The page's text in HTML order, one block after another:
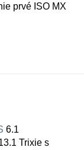
prvé ISO MX
6.1
Trixie s